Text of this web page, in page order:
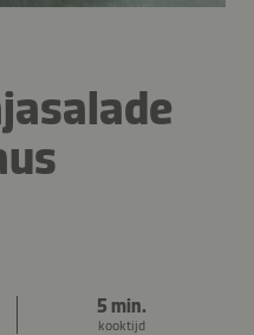
5 min.
kooktijd